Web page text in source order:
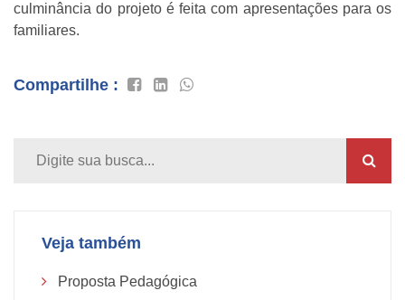
culminância do projeto é feita com apresentações para os
familiares.
Compartilhe :
Veja também
Proposta Pedagógica